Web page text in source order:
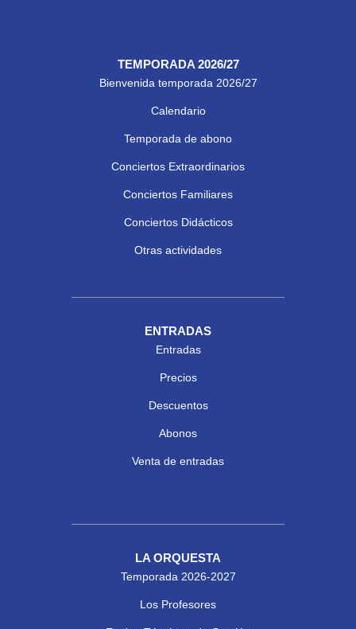
TEMPORADA 2026/27
Bienvenida temporada 2026/27
Calendario
Temporada de abono
Conciertos Extraordinarios
Conciertos Familiares
Conciertos Didácticos
Otras actividades
ENTRADAS
Entradas
Precios
Descuentos
Abonos
Venta de entradas
LA ORQUESTA
Temporada 2026-2027
Los Profesores